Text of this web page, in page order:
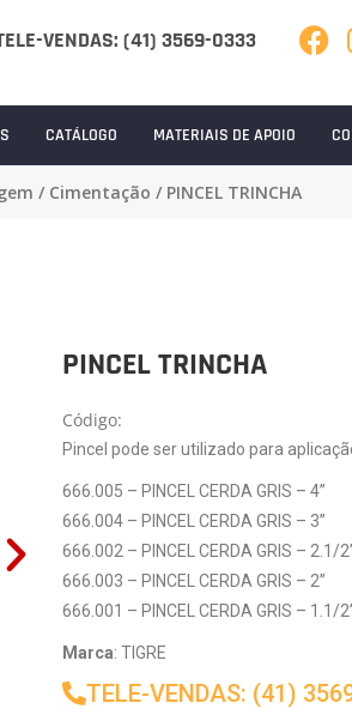
VENDAS: (41) 3569-0333
CATÁLOGO MATERIAIS DE APOIO
/ Cimentação / PINCEL TRINCHA
PINCEL TRINCHA
Código:
Pincel pode ser utilizado para
666.005 – PINCEL CERDA GRIS – 4”
666.004 – PINCEL CERDA GRIS – 3”
666.002 – PINCEL CERDA GRIS – 2.1/
666.003 – PINCEL CERDA GRIS – 2”
666.001 – PINCEL CERDA GRIS – 1.1/
Marca: TIGRE
TELE-VENDAS: (41)